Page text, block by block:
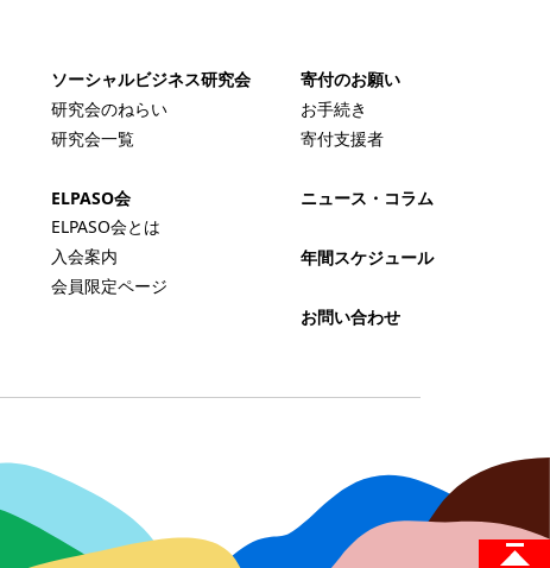
ソーシャルビジネス研究会
研究会のねらい
研究会一覧
ELPASO会
ELPASO会とは
入会案内
会員限定ページ
寄付のお願い
お手続き
寄付支援者
ニュース・コラム
年間スケジュール
お問い合わせ